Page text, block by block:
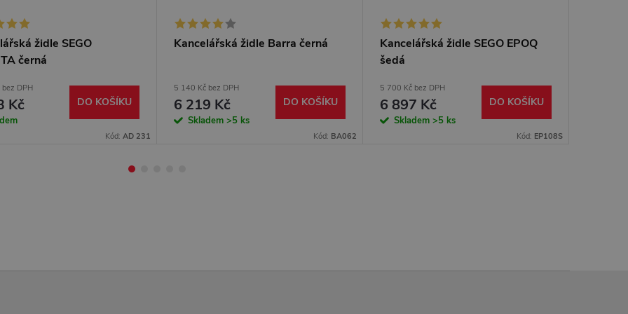
židle SEGO
černá
DPH
Kč DO KOŠÍKU
Kód: AD 231
Kancelářská židle Barra černá
5 140 Kč bez DPH
6 219 Kč
Skladem >5 ks
DO KOŠÍKU
Kód: BA062
Kancelářská židle SEGO EPOQ
šedá
5 700 Kč bez DPH
6 897 Kč
Skladem >5 ks
DO KOŠÍKU
Kód: EP108S